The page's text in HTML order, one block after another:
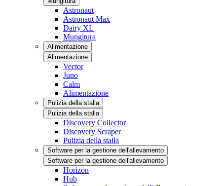
Astronaut
Astronaut Max
Dairy XL
Mungitura
Alimentazione
Alimentazione
Vector
Juno
Calm
Alimentazione
Pulizia della stalla
Pulizia della stalla
Discovery Collector
Discovery Scraper
Pulizia della stalla
Software per la gestione dell'allevamento
Software per la gestione dell'allevamento
Horizon
Hub